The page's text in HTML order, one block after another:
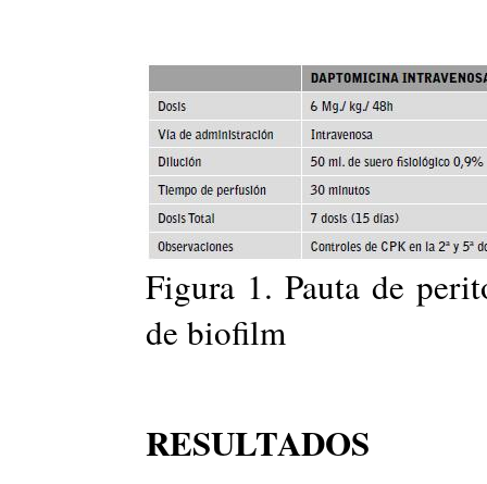
Figura 1. Pauta de
de biofilm
RESULTADOS